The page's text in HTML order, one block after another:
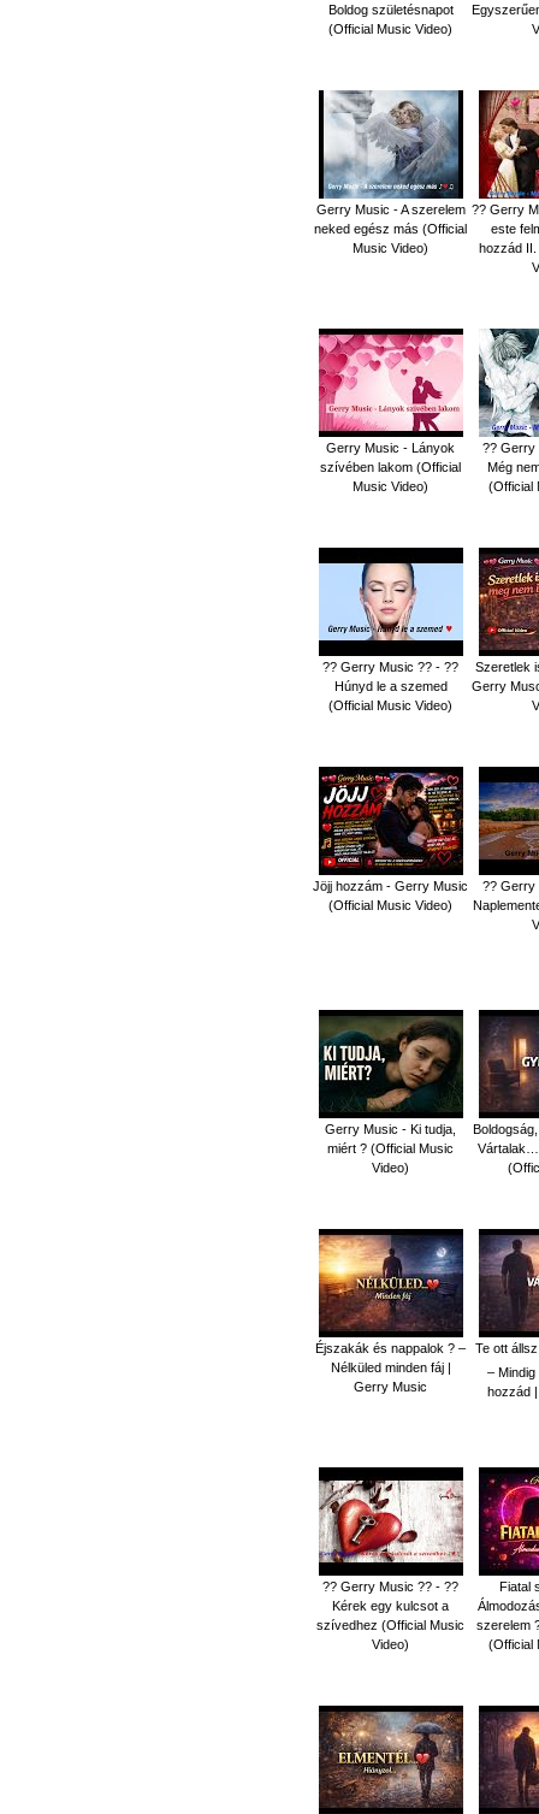
Boldog születésnapot
(Official Music Video)
Gerry Music - A szerelem
neked egész más (Official
Music Video)
?? Gerry
este
hozzád
Gerry Music - Lányok
szívében lakom (Official
Music Video)
?? Gerry
Még
(Official
?? Gerry Music ?? - ??
Húnyd le a szemed
(Official Music Video)
Szeretlek
Gerry
Jöjj hozzám - Gerry Music
(Official Music Video)
?? Gerry
Gerry Music - Ki tudja,
miért ? (Official Music
Video)
Éjszakák és nappalok ? –
Nélküled minden fáj |
Gerry Music
Te ott
–
hozzád
?? Gerry Music ?? - ??
Kérek egy kulcsot a
szívedhez (Official Music
Video)
Fiatal
szerelem
(Official